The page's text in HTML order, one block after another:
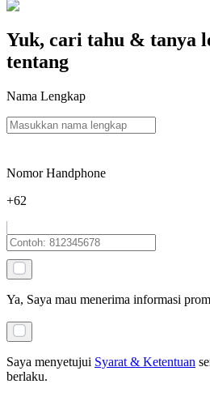
Yuk, cari tahu & tanya
tentang
Nama Lengkap
Nomor Handphone
+62
Ya, Saya mau menerima informasi
Saya menyetujui Syarat & Ketentuan
berlaku.